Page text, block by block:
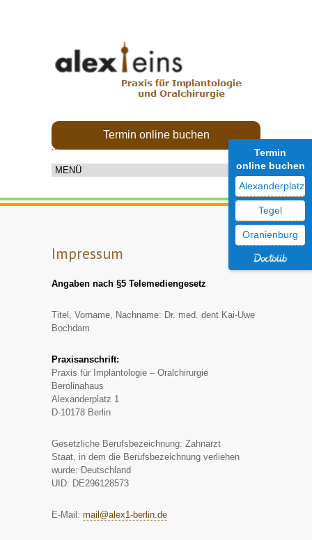
Termin online buchen
Impressum
Angaben nach §5 Telemediengesetz
Titel, Vorname, Nachname: Dr. med. dent Kai-Uwe
Bochdam
Praxisanschrift:
Praxis für Implantologie – Oralchirurgie
Berolinahaus
Alexanderplatz 1
D-10178 Berlin
Gesetzliche Berufsbezeichnung: Zahnarzt
Staat, in dem die Berufsbezeichnung verliehen
wurde: Deutschland
UID: DE296128573
E-Mail: mail@alex1-berlin.de
Termin
online buchen
Alexanderplatz
Tegel
Oranienburg